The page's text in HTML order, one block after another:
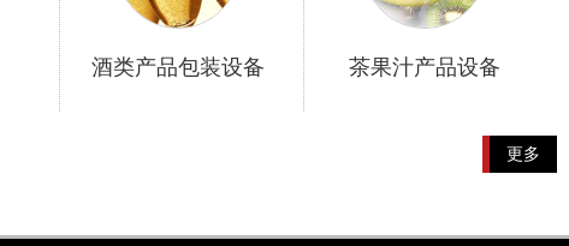
酒类产品包装设备 茶果汁产品设备
更多